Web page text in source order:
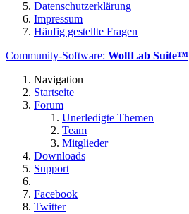
Datenschutzerklärung
Impressum
Häufig gestellte Fragen
Community-Software: WoltLab Suite™
Navigation
Startseite
Forum
Unerledigte Themen
Team
Mitglieder
Downloads
Support
Facebook
Twitter